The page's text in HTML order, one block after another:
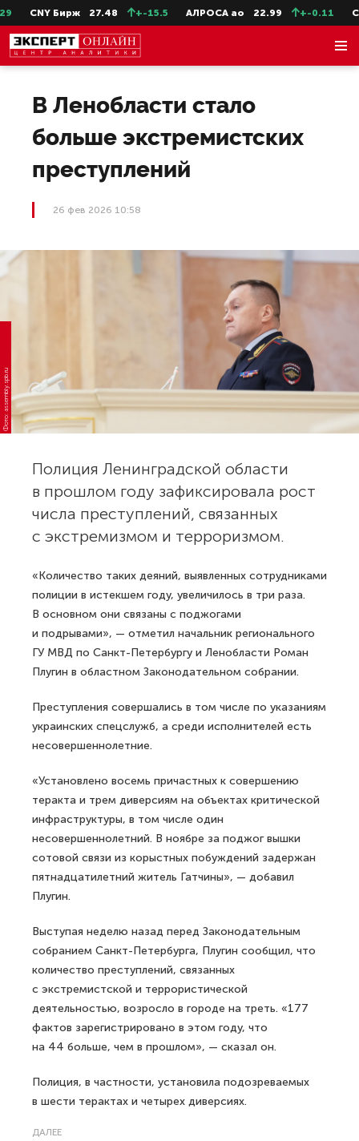
CNY Бирж 27.48 +-15.5 АЛРОСА ао 22.99 +-0.11
В Ленобласти стало
больше экстремистских
преступлений
26 фев 2026 10:58
Фото: assembly.spb.ru
Полиция Ленинградской области
в прошлом году зафиксировала рост
числа преступлений, связанных
с экстремизмом и терроризмом.
«Количество таких деяний, выявленных сотрудниками
полиции в истекшем году, увеличилось в три раза.
В основном они связаны с поджогами
и подрывами», — отметил начальник регионального
ГУ МВД по Санкт-Петербургу и Ленобласти Роман
Плугин в областном Законодательном собрании.
Преступления совершались в том числе по указаниям
украинских спецслужб, а среди исполнителей есть
несовершеннолетние.
«Установлено восемь причастных к совершению
теракта и трем диверсиям на объектах критической
инфраструктуры, в том числе один
несовершеннолетний. В ноябре за поджог вышки
сотовой связи из корыстных побуждений задержан
пятнадцатилетний житель Гатчины», — добавил
Плугин.
Выступая неделю назад перед Законодательным
собранием Санкт-Петербурга, Плугин сообщил, что
количество преступлений, связанных
с экстремистской и террористической
деятельностью, возросло в городе на треть. «177
фактов зарегистрировано в этом году, что
на 44 больше, чем в прошлом», — сказал он.
Полиция, в частности, установила подозреваемых
в шести терактах и четырех диверсиях.
ДАЛЕЕ